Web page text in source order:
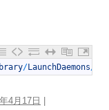
/LaunchDaemons/
4月17日